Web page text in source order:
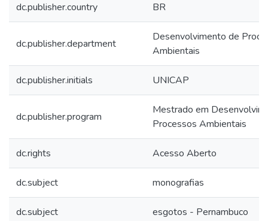
dc.publisher.country BR
dc.publisher.department
Desenvolvimento de
Ambientais
dc.publisher.initials UNICAP
dc.publisher.program
Mestrado em
Processos Ambientais
dc.rights Acesso Aberto
dc.subject monografias
dc.subject esgotos - Pernambuco